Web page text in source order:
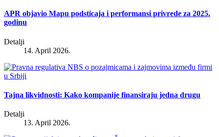
APR objavio Mapu podsticaja i performansi privrede za 2025.
godinu
Detalji
14. April 2026.
Tajna likvidnosti: Kako kompanije finansiraju jedna drugu
Detalji
13. April 2026.